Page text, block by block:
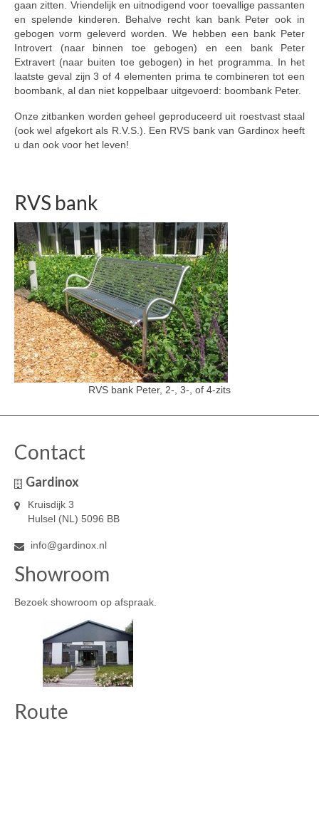
gaan zitten. Vriendelijk en uitnodigend voor toevallige passanten
en spelende kinderen. Behalve recht kan bank Peter ook in
gebogen vorm geleverd worden. We hebben een bank Peter
Introvert (naar binnen toe gebogen) en een bank Peter
Extravert (naar buiten toe gebogen) in het programma. In het
laatste geval zijn 3 of 4 elementen prima te combineren tot een
boombank, al dan niet koppelbaar uitgevoerd: boombank Peter.
Onze zitbanken worden geheel geproduceerd uit roestvast staal
(ook wel afgekort als R.V.S.). Een RVS bank van Gardinox heeft
u dan ook voor het leven!
RVS bank
RVS bank Peter, 2-, 3-, of 4-zits
Contact
Gardinox
Kruisdijk 3
Hulsel (NL) 5096 BB
info@gardinox.nl
Showroom
Bezoek showroom op afspraak.
Route